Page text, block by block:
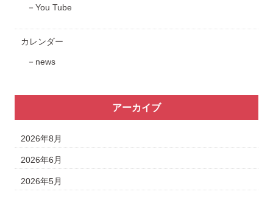
You Tube
カレンダー
news
アーカイブ
2026年8月
2026年6月
2026年5月